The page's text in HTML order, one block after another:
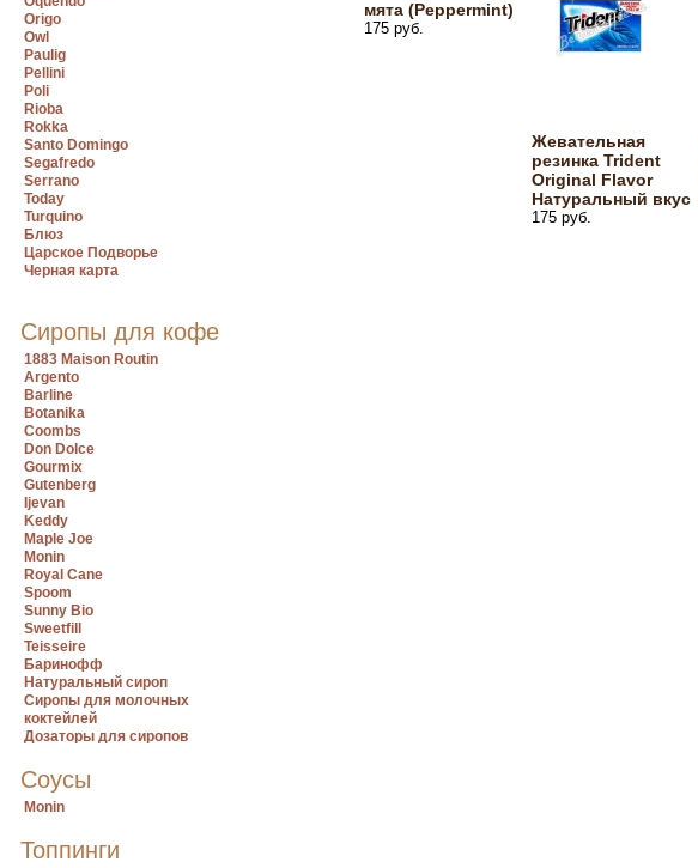
Origo
Owl
Paulig
Pellini
Poli
Rioba
Rokka
Santo Domingo
Segafredo
Serrano
Today
Turquino
Блюз
Царское Подворье
Черная карта
Сиропы для кофе
1883 Maison Routin
Argento
Barline
Botanika
Coombs
Don Dolce
Gourmix
Gutenberg
Ijevan
Keddy
Maple Joe
Monin
Royal Cane
Spoom
Sunny Bio
Sweetfill
Teisseire
Баринофф
Натуральный сироп
Сиропы для молочных
коктейлей
Дозаторы для сиропов
Соусы
Monin
Топпинги
мята (Peppermint)
175 руб.
Жевательная
резинка Trident
Original Flavor
Натуральный вкус
175 руб.